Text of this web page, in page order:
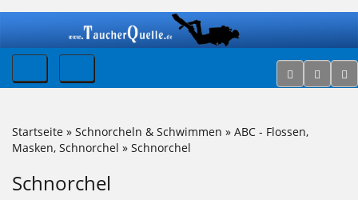
Startseite » Schnorcheln & Schwimmen » ABC - Flossen,
Masken, Schnorchel » Schnorchel
Schnorchel